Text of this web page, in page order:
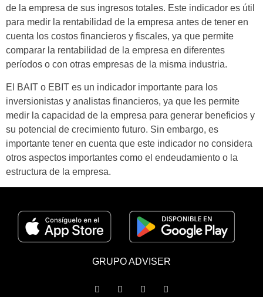
de la empresa de sus ingresos totales. Este indicador es útil
para medir la rentabilidad de la empresa antes de tener en
cuenta los costos financieros y fiscales, ya que permite
comparar la rentabilidad de la empresa en diferentes
períodos o con otras empresas de la misma industria.
El BAIT o EBIT es un indicador importante para los
inversionistas y analistas financieros, ya que les permite
medir la capacidad de la empresa para generar beneficios y
su potencial de crecimiento futuro. Sin embargo, es
importante tener en cuenta que este indicador no considera
otros aspectos importantes como el endeudamiento o la
estructura de la empresa.
GRUPO ADVISER